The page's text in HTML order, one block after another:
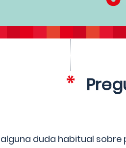
alguna duda habitual